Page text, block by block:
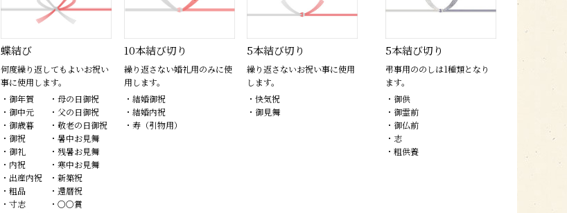
蝶結び
何度繰り返してもよいお祝い
事に使用します。
・御年賀
・御中元
・御歳暮
・御祝
・御礼
・内祝
・出産内祝
・粗品
・寸志
・母の日御祝
・父の日御祝
・敬老の日御祝
・暑中お見舞
・残暑お見舞
・寒中お見舞
・新築祝
・還暦祝
・〇〇賞
10本結び切り
繰り返さない婚礼用のみに使
用します。
・結婚御祝
・結婚内祝
・寿（引物用）
5本結び切り
繰り返さないお祝い事に使用
します。
・快気祝
・御見舞
5本結び切り
弔事用ののしは1種類となり
ます。
・御供
・御霊前
・御仏前
・志
・粗供養